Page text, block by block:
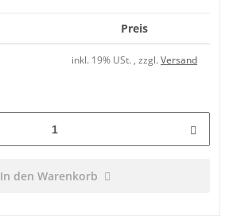
Preis
inkl. 19% USt. , zzgl.Versand
In den Warenkorb